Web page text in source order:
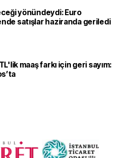
yönündeydi: Euro
satışlar haziranda geriledi
maaş farkı için geri sayım: